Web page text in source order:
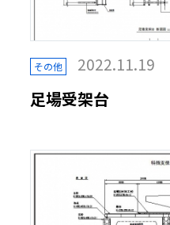
その他 2022.11.19
足場受架台